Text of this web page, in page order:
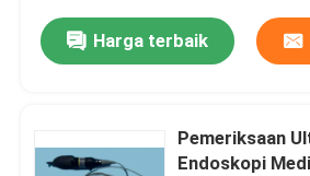
Tentang kami
Harga terbaik
Pemeriksaan
Endoskopi